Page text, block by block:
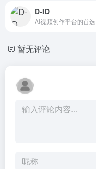
D-ID
AI视频创作平台的首选
暂无评论